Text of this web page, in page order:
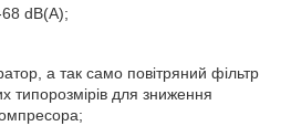
dB(A);
а так само повітряний фільтр
типорозмірів для зниження